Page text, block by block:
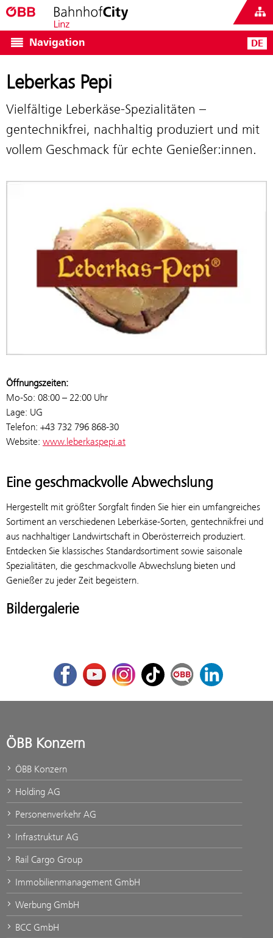
Navigation DE
Leberkas Pepi
Vielfältige Leberkäse‑Spezialitäten –
gentechnikfrei, nachhaltig produziert und mit
vollem Geschmack für echte Genießer:innen.
Öffnungszeiten:
Mo-So: 08:00 – 22:00 Uhr
Lage: UG
Telefon: +43 732 796 868-30
Website: www.leberkaspepi.at
Eine geschmackvolle Abwechslung
Hergestellt mit größter Sorgfalt finden Sie hier ein umfangreiches
Sortiment an verschiedenen Leberkäse-Sorten, gentechnikfrei und
aus nachhaltiger Landwirtschaft in Oberösterreich produziert.
Entdecken Sie klassisches Standardsortiment sowie saisonale
Spezialitäten, die geschmackvolle Abwechslung bieten und
Genießer zu jeder Zeit begeistern.
Bildergalerie
FacebookYoutubeInstagram
TikTok ÖBB Corporate Blog
LinkedIn
ÖBB Konzern
ÖBB Konzern
Holding AG
Personenverkehr AG
Infrastruktur AG
Rail Cargo Group
Immobilienmanagement GmbH
Werbung GmbH
BCC GmbH